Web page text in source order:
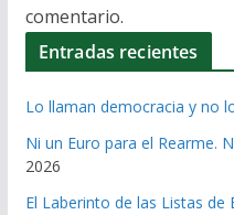
comentario.
Entradas recientes
Lo llaman democracia y no
Ni un Euro para el Rearme.
2026
El Laberinto de las Listas de